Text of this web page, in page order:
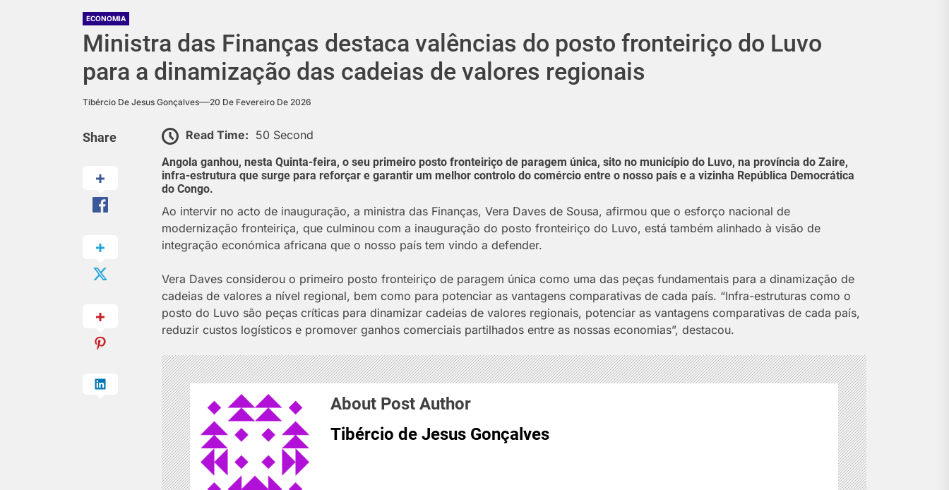
ECONOMIA
Ministra das Finanças destaca valências do posto fronteiriço do Luvo
para a dinamização das cadeias de valores regionais
Tibércio De Jesus Gonçalves 20 De Fevereiro De 2026
Share Read Time: 50 Second
Angola ganhou, nesta Quinta-feira, o seu primeiro posto fronteiriço de paragem única, sito no município do Luvo, na província do Zaire,
infra-estrutura que surge para reforçar e garantir um melhor controlo do comércio entre o nosso país e a vizinha República Democrática
do Congo.
Ao intervir no acto de inauguração, a ministra das Finanças, Vera Daves de Sousa, afirmou que o esforço nacional de
modernização fronteiriça, que culminou com a inauguração do posto fronteiriço do Luvo, está também alinhado à visão de
integração económica africana que o nosso país tem vindo a defender.
Vera Daves considerou o primeiro posto fronteiriço de paragem única como uma das peças fundamentais para a dinamização de
cadeias de valores a nível regional, bem como para potenciar as vantagens comparativas de cada país. “Infra-estruturas como o
posto do Luvo são peças críticas para dinamizar cadeias de valores regionais, potenciar as vantagens comparativas de cada país,
reduzir custos logísticos e promover ganhos comerciais partilhados entre as nossas economias”, destacou.
About Post Author
Tibércio de Jesus Gonçalves